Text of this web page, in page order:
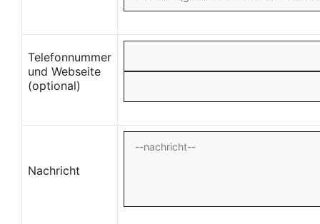
Telefonnummer
und Webseite
(optional)
Nachricht